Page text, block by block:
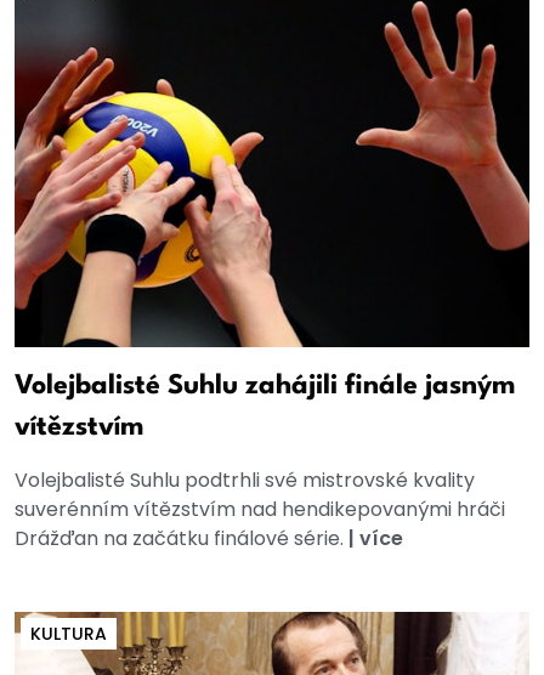
Volejbalisté Suhlu zahájili finále jasným
vítězstvím
Volejbalisté Suhlu podtrhli své mistrovské kvality
suverénním vítězstvím nad hendikepovanými hráči
Drážďan na začátku finálové série. | více
KULTURA